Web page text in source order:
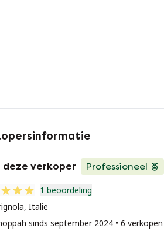
deze verkoper Professioneel
1 beoordeling
Italië
sinds september 2024 • 6 verkopen